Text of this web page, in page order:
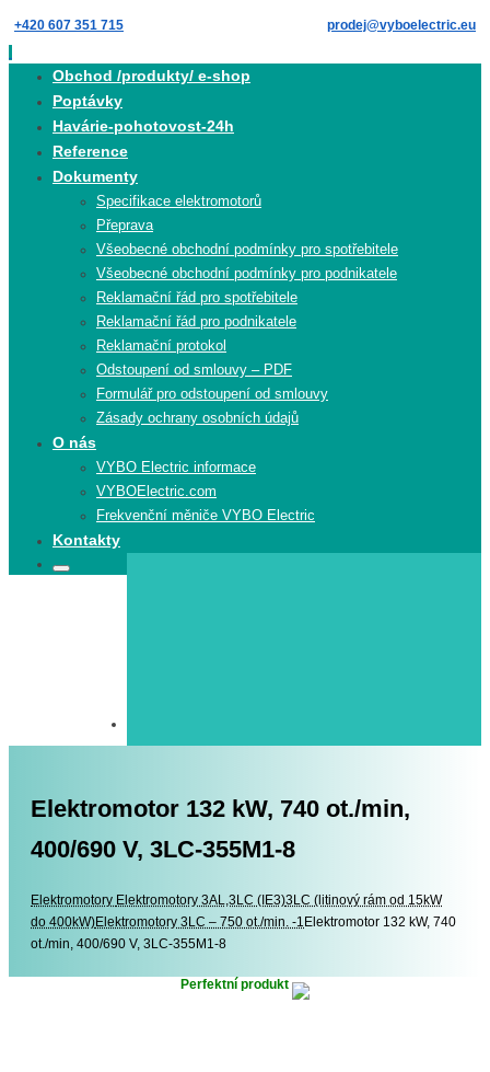
Skip
to
content
+420 607 351 715 prodej@vyboelectric.eu
Obchod /produkty/ e-shop
Poptávky
Havárie-pohotovost-24h
Reference
Dokumenty
Specifikace elektromotorů
Přeprava
Všeobecné obchodní podmínky pro spotřebitele
Všeobecné obchodní podmínky pro podnikatele
Reklamační řád pro spotřebitele
Reklamační řád pro podnikatele
Reklamační protokol
Odstoupení od smlouvy – PDF
Formulář pro odstoupení od smlouvy
Zásady ochrany osobních údajů
O nás
VYBO Electric informace
VYBOElectric.com
Frekvenční měniče VYBO Electric
Kontakty
Search
Search
Elektromotor 132 kW, 740 ot./min,
400/690 V, 3LC-355M1-8
Elektromotory Elektromotory
Elektromotory 3AL,3LC (IE3)3LC (litinový rám od 15kW
do 400kW)Elektromotory 3LC – 750 ot./min. -1 Elektromotor 132 kW, 740
ot./min, 400/690 V, 3LC-355M1-8
Perfektní produkt